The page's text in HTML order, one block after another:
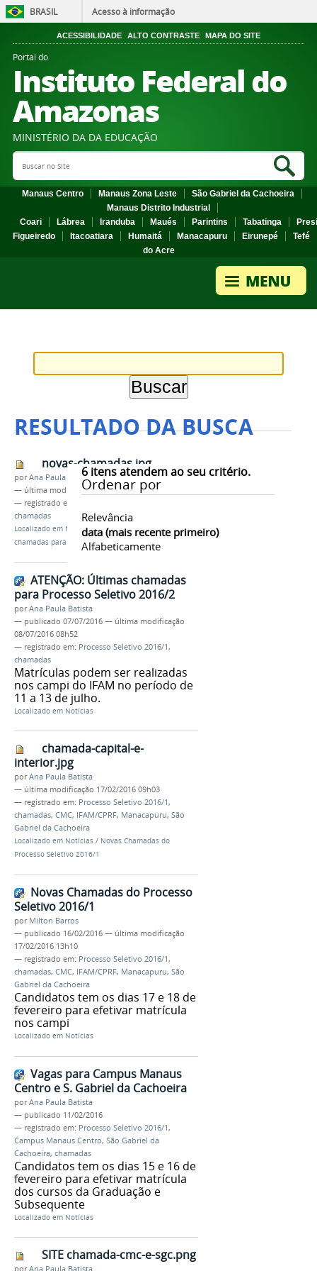
BRASIL Acesso à informação
ACESSIBILIDADE ALTO CONTRASTE MAPA DO SITE
Portal do
Instituto Federal do
Amazonas
MINISTÉRIO DA DA EDUCAÇÃO
Search Site
Manaus Centro Manaus Zona Leste
São Gabriel da Cachoeira
Manaus Distrito Industrial
Coari
Lábrea Iranduba Maués Parintins Tabatinga
Figueiredo
Itacoatiara Humaitá Manacapuru Eirunepé
Tefé
do Acre
RESULTADO DA BUSCA
6itens atendem ao seu critério.
Ordenar por
Relevância
data (mais recente primeiro)
Alfabeticamente
novas-chamadas.jpg
porAna Paula Batista
— última modificação07/07/2016 14h59
— registrado em:
chamadas
Localizado em Notícias /ATENÇÃO: Últimas
chamadas para Processo Seletivo 2016/2
ATENÇÃO: Últimas chamadas
para Processo Seletivo 2016/2
porAna Paula Batista
— publicado 07/07/2016 — última modificação
08/07/2016 08h52
— registrado em: Processo Seletivo 2016/1,
chamadas
Matrículas podem ser realizadas
nos campi do IFAM no período de
11 a 13 de julho.
Localizado em Notícias
chamada-capital-e-
interior.jpg
porAna Paula Batista
— última modificação 17/02/2016 09h03
— registrado em: Processo Seletivo 2016/1,
chamadas, CMC, IFAM/CPRF, Manacapuru, São
Gabriel da Cachoeira
Localizado em Notícias / Novas Chamadas do
Processo Seletivo 2016/1
Novas Chamadas do Processo
Seletivo 2016/1
por Milton Barros
— publicado 16/02/2016 — última modificação
17/02/2016 13h10
— registrado em: Processo Seletivo 2016/1,
chamadas, CMC, IFAM/CPRF, Manacapuru, São
Gabriel da Cachoeira
Candidatos tem os dias 17 e 18 de
fevereiro para efetivar matrícula
nos campi
Localizado em Notícias
Vagas para Campus Manaus
Centro e S. Gabriel da Cachoeira
porAna Paula Batista
— publicado 11/02/2016
— registrado em: Processo Seletivo 2016/1,
Campus Manaus Centro, São Gabriel da
Cachoeira, chamadas
Candidatos tem os dias 15 e 16 de
fevereiro para efetivar matrícula
dos cursos da Graduação e
Subsequente
Localizado em Notícias
SITE chamada-cmc-e-sgc.png